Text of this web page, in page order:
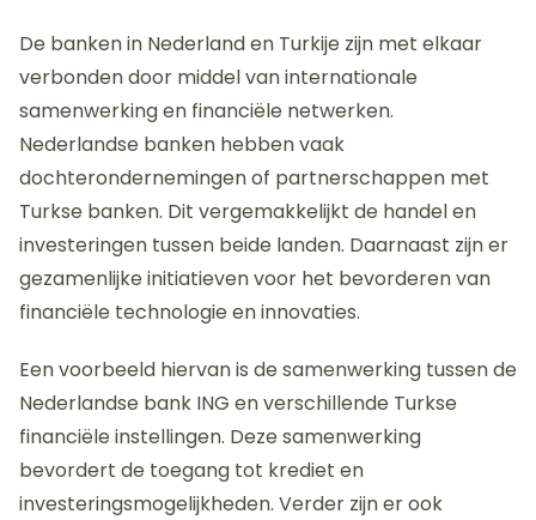
De banken in Nederland en Turkije zijn met elkaar
verbonden door middel van internationale
samenwerking en financiële netwerken.
Nederlandse banken hebben vaak
dochterondernemingen of partnerschappen met
Turkse banken. Dit vergemakkelijkt de handel en
investeringen tussen beide landen. Daarnaast zijn er
gezamenlijke initiatieven voor het bevorderen van
financiële technologie en innovaties.
Een voorbeeld hiervan is de samenwerking tussen de
Nederlandse bank ING en verschillende Turkse
financiële instellingen. Deze samenwerking
bevordert de toegang tot krediet en
investeringsmogelijkheden. Verder zijn er ook